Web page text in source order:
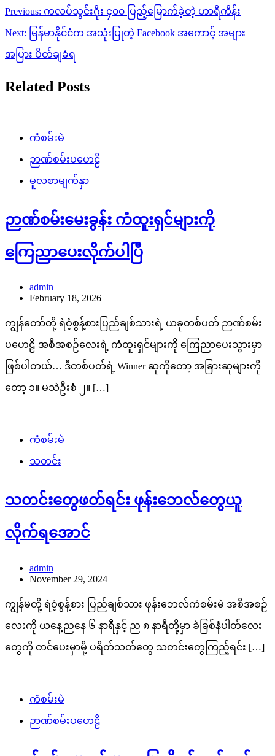
Post
navigation
Previous: ကလပ်သွင်းဂိုး ၄၀၀ ပြည့်မြောက်ခဲ့တဲ့ ဟာရီကိန်း
Next: မြန်မာနိုင်ငံက အသုံးပြုတဲ့ Facebook အကောင့် အများ
အပြား ပိတ်ချခံရ
Related Posts
ကံစမ်းမဲ
ဉာဏ်စမ်းပဟေဠိ
မူလစာမျက်နှာ
ဉာဏ်စမ်းမေးခွန်း ကံထူးရှင်များကို
ကြေညာပေးလိုက်ပါပြီ
admin
February 18, 2026
ကျွန်တော်တို့ ရဲဝံ့စွန့်စားပြည်ချစ်သားရဲ့ ယခုတစ်ပတ် ဉာဏ်စမ်း
ပဟေဠိ အစီအစဉ်လေးရဲ့ ကံထူးရှင်များကို ကြေညာပေးသွားမှာ
ဖြစ်ပါတယ်… ဒီတစ်ပတ်ရဲ့ Winner ဆုကိုတော့ အခြားဆုများကို
တော့ ၁။ မသဲဦးစံ ၂။ […]
ကံစမ်းမဲ
သတင်း
သတင်းတွေဖတ်ရင်း ဖုန်းဘေလ်တွေယူ
လိုက်ရအောင်
admin
November 29, 2024
ကျွန်မတို့ ရဲဝံ့စွန့်စား ပြည်ချစ်သား ဖုန်းဘေလ်ကံစမ်းမဲ အစီအစဉ်
လေးကို ယနေ့ညနေ ၆ နာရီနှင့် ည ၈ နာရီတို့မှာ ခဲခြစ်နံပါတ်လေး
တွေကို တင်ပေးမှာမို့ ပရိတ်သတ်တွေ သတင်းတွေကြည့်ရင်း […]
ကံစမ်းမဲ
ဉာဏ်စမ်းပဟေဠိ